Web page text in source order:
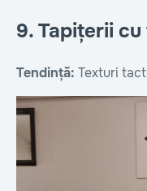
9. Tapițerii
Tendință: Texturi